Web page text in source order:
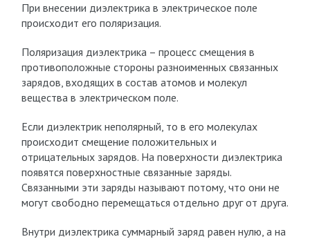
При внесении диэлектрика в электрическое поле
происходит его поляризация.
Поляризация диэлектрика – процесс смещения в
противоположные стороны разноименных связанных
зарядов, входящих в состав атомов и молекул
вещества в электрическом поле.
Если диэлектрик неполярный, то в его молекулах
происходит смещение положительных и
отрицательных зарядов. На поверхности диэлектрика
появятся поверхностные связанные заряды.
Связанными эти заряды называют потому, что они не
могут свободно перемещаться отдельно друг от друга.
Внутри диэлектрика суммарный заряд равен нулю, а на